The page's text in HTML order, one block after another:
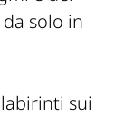
solo in
sui